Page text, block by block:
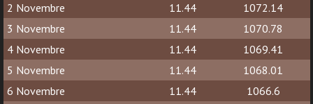
2 Novembre
11.44
1072.14
3 Novembre
11.44
1070.78
4 Novembre
11.44
1069.41
5 Novembre
11.44
1068.01
6 Novembre
11.44
1066.6